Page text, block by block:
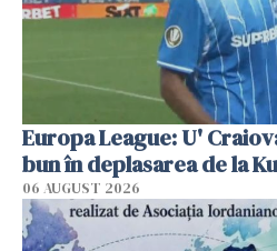
Europa League: U'
bun în deplasarea de la
06 AUGUST 2026